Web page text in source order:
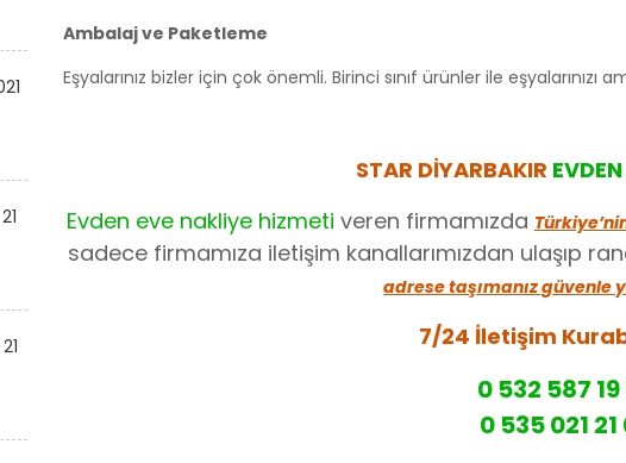
Ambalaj ve Paketleme
Eşyalarınız bizler için çok önemli. Birinci sınıf ürünler ile eşyalarınızı
STAR DİYARBAKIR
Evden eve nakliye hizmeti veren firmamızda
sadece firmamıza iletişim kanallarımızdan ulaşıp
adrese taşımanız güvenle
7/24 İletişim
0 532 587
0 535 021